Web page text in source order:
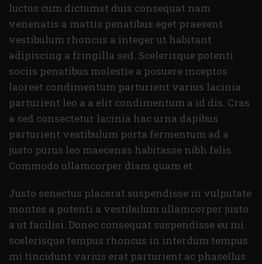
luctus cum dictumst duis consequat nam
venenatis a mattis penatibus eget praesent
vestibulum rhoncus a integer ut habitant
adipiscing a fringilla sed. Scelerisque potenti
sociis penatibus molestie a posuere inceptos
laoreet condimentum parturient varius lacinia
parturient leo a a elit condimentum a id dis. Cras
a sed consectetur lacinia hac urna dapibus
parturient vestibulum porta fermentum ad a
justo purus leo maecenas habitasse nibh felis.
Commodo ullamcorper diam quam et.
Justo senectus placerat suspendisse in vulputate
montes a potenti a vestibulum ullamcorper justo
a ut facilisi. Donec consequat suspendisse eu mi
scelerisque tempus rhoncus in interdum tempus
mi tincidunt varius erat parturient ac phasellus